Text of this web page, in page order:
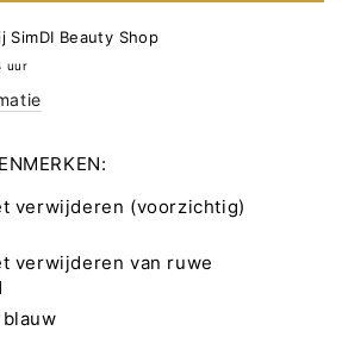
SimDI Beauty Shop
uur
verwijderen (voorzichtig)
verwijderen van ruwe